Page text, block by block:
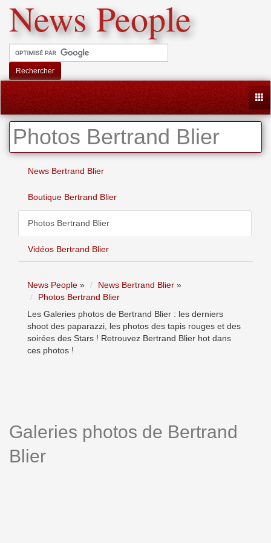
News People
Rechercher
Photos Bertrand Blier
News Bertrand Blier
Boutique Bertrand Blier
Photos Bertrand Blier
Vidéos Bertrand Blier
News People » News Bertrand Blier »
Photos Bertrand Blier
Les Galeries photos de Bertrand Blier : les derniers
shoot des paparazzi, les photos des tapis rouges et des
soirées des Stars ! Retrouvez Bertrand Blier hot dans
ces photos !
Galeries photos de Bertrand
Blier